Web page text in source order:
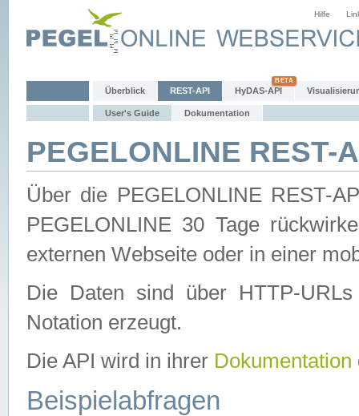
Hilfe
Überblick REST-API HyDAS-API
User's Guide Dokumentation
PEGELONLINE REST-
Über die PEGELONLINE REST-
PEGELONLINE 30 Tage
externen Webseite oder in einer
Die Daten sind über HTTP-
Notation erzeugt.
Die API wird in ihrer Dokumentation
Beispielabfragen